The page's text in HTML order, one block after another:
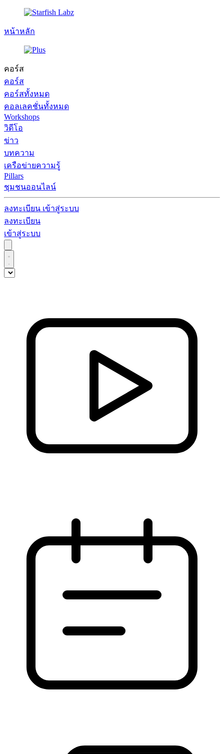
หน้าหลัก
คอร์ส
คอร์ส
คอร์สทั้งหมด
คอลเลคชั่นทั้งหมด
Workshops
วิดีโอ
ข่าว
บทความ
เครือข่ายความรู้
Pillars
ชุมชนออนไลน์
ลงทะเบียน เข้าสู่ระบบ
ลงทะเบียน
เข้าสู่ระบบ